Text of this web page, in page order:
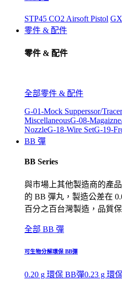
STP45 CO2 Airsoft Pistol
零件 & 配件
零件 & 配件
全部零件 & 配件
G-01-Mock Supperssor/
MiscellaneousG-08-
NozzleG-18-Wire SetG-19-
BB 彈
BB Series
與市場上其他製造商的產
的 BB 彈丸，製造公差在
百分之百台灣製造，品質
全部 BB 彈
可生物分解環保 BB彈
0.20 g 環保 BB彈0.23 g 環